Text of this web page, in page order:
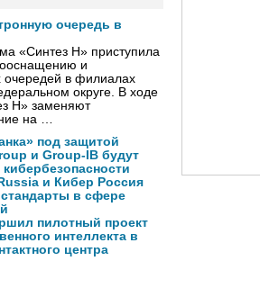
очередь в
«Синтез Н» приступила
и
очередей в филиалах
округе. В ходе
Н» заменяют
на …
под защитой
и Group-IB будут
и Кибер Россия
в сфере
пилотный проект
интеллекта в
центра